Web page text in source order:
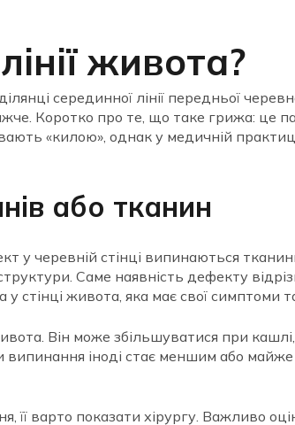
живота?
серединної лінії передньої
Коротко про те, що таке грижа: це
«килою», однак у медичній
або тканин
у черевній стінці випинаються
Саме наявність дефекту
живота, яка має свої симптоми
Він може збільшуватися при
іноді стає меншим або
варто показати хірургу. Важливо